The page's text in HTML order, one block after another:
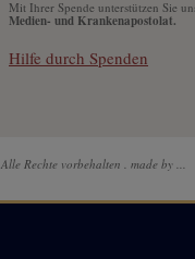
Mit Ihrer Spende unterstützen Sie
Medien- und Krankenapostolat.
Hilfe durch Spenden
Alle Rechte vorbehalten . made by ...